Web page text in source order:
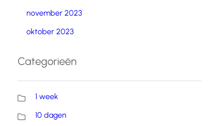
november 2023
oktober 2023
Categorieën
1 week
10 dagen